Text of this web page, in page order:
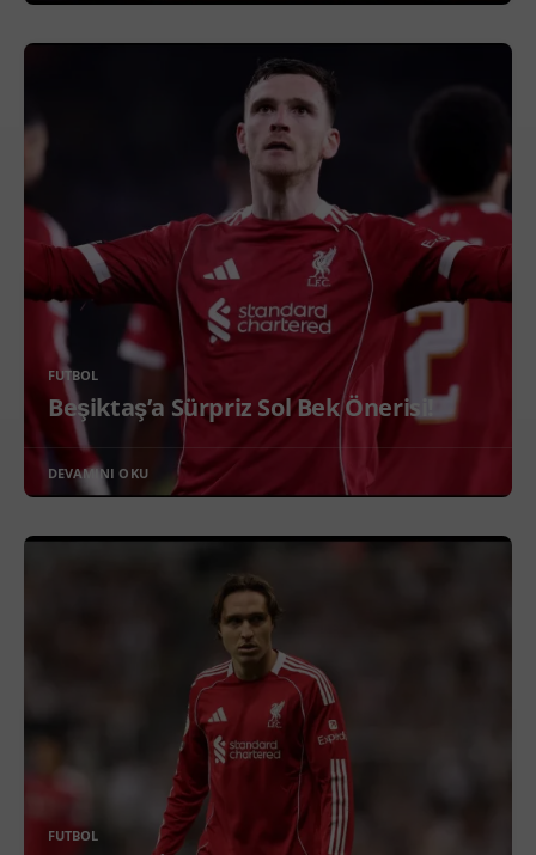
FUTBOL
Beşiktaş’a Sürpriz Sol Bek Önerisi!
DEVAMINI OKU
FUTBOL